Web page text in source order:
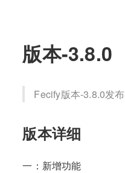
版本-3.8.0
Fecify版本-3.8.0发布
版本详细
一：新增功能